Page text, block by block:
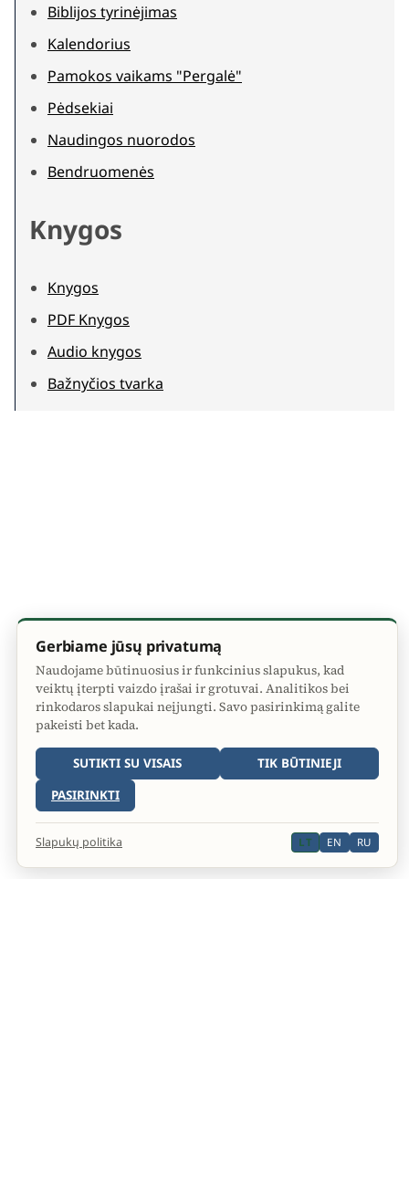
Biblijos tyrinėjimas
Kalendorius
Pamokos vaikams "Pergalė"
Pėdsekiai
Naudingos nuorodos
Bendruomenės
Knygos
Knygos
PDF Knygos
Audio knygos
Bažnyčios tvarka
Gerbiame jūsų privatumą
Naudojame būtinuosius ir funkcinius slapukus, kad
veiktų įterpti vaizdo įrašai ir grotuvai. Analitikos bei
rinkodaros slapukai neįjungti. Savo pasirinkimą galite
pakeisti bet kada.
SUTIKTI SU VISAIS
TIK BŪTINIEJI
PASIRINKTI
Slapukų politika LT EN RU